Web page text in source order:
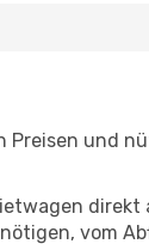
Preisen und
direkt
vom